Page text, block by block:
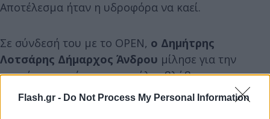
Flash.gr - Do Not Process My Personal Information
Αποτέλεσμα ήταν η υδροφόρα να καεί.
Σε σύνδεσή του με το OPEN, ο Δημήτρης
Λοτσάρης Δήμαρχος Άνδρου μίλησε για την
φωτιά στο νησί και τις μεγάλες βλάβες που
δημιουργήθηκαν στην ηλεκτροδότηση.